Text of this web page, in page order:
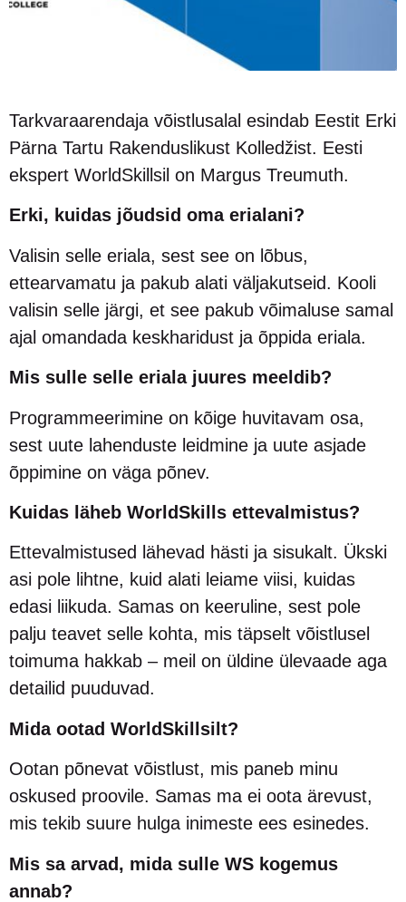
Tarkvaraarendaja võistlusalal esindab Eestit Erki
Pärna Tartu Rakenduslikust Kolledžist. Eesti
ekspert WorldSkillsil on Margus Treumuth.
Erki, kuidas jõudsid oma erialani?
Valisin selle eriala, sest see on lõbus,
ettearvamatu ja pakub alati väljakutseid. Kooli
valisin selle järgi, et see pakub võimaluse samal
ajal omandada keskharidust ja õppida eriala.
Mis sulle selle eriala juures meeldib?
Programmeerimine on kõige huvitavam osa,
sest uute lahenduste leidmine ja uute asjade
õppimine on väga põnev.
Kuidas läheb WorldSkills ettevalmistus?
Ettevalmistused lähevad hästi ja sisukalt. Ükski
asi pole lihtne, kuid alati leiame viisi, kuidas
edasi liikuda. Samas on keeruline, sest pole
palju teavet selle kohta, mis täpselt võistlusel
toimuma hakkab – meil on üldine ülevaade aga
detailid puuduvad.
Mida ootad WorldSkillsilt?
Ootan põnevat võistlust, mis paneb minu
oskused proovile. Samas ma ei oota ärevust,
mis tekib suure hulga inimeste ees esinedes.
Mis sa arvad, mida sulle WS kogemus
annab?